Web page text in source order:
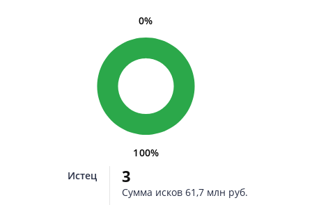
100%
0%
Истец 3
Сумма исков 61,7 млн руб.